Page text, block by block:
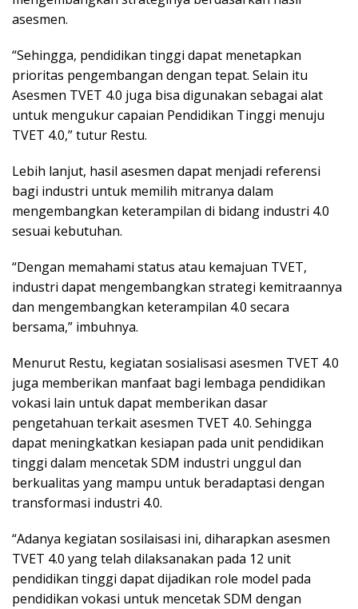
asesmen.
“Sehingga, pendidikan tinggi dapat menetapkan
prioritas pengembangan dengan tepat. Selain itu
Asesmen TVET 4.0 juga bisa digunakan sebagai alat
untuk mengukur capaian Pendidikan Tinggi menuju
TVET 4.0,” tutur Restu.
Lebih lanjut, hasil asesmen dapat menjadi referensi
bagi industri untuk memilih mitranya dalam
mengembangkan keterampilan di bidang industri 4.0
sesuai kebutuhan.
“Dengan memahami status atau kemajuan TVET,
industri dapat mengembangkan strategi kemitraannya
dan mengembangkan keterampilan 4.0 secara
bersama,” imbuhnya.
Menurut Restu, kegiatan sosialisasi asesmen TVET 4.0
juga memberikan manfaat bagi lembaga pendidikan
vokasi lain untuk dapat memberikan dasar
pengetahuan terkait asesmen TVET 4.0. Sehingga
dapat meningkatkan kesiapan pada unit pendidikan
tinggi dalam mencetak SDM industri unggul dan
berkualitas yang mampu untuk beradaptasi dengan
transformasi industri 4.0.
“Adanya kegiatan sosilaisasi ini, diharapkan asesmen
TVET 4.0 yang telah dilaksanakan pada 12 unit
pendidikan tinggi dapat dijadikan role model pada
pendidikan vokasi untuk mencetak SDM dengan